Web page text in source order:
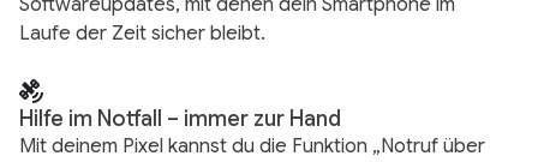
Softwareupdates, mit denen dein Smartphone im
Laufe der Zeit sicher bleibt.
Hilfe im Notfall – immer zur Hand
Mit deinem Pixel kannst du die Funktion „Notruf über